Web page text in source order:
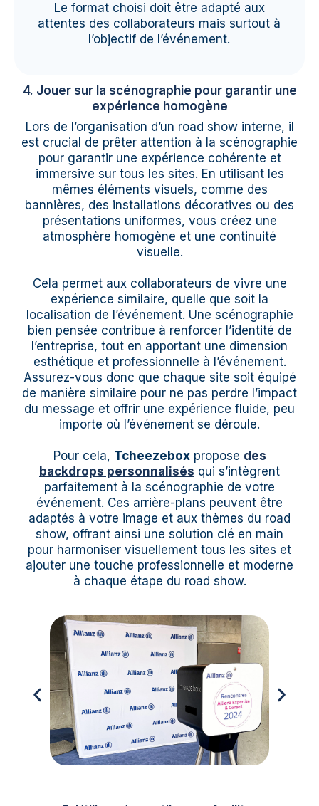
Le format choisi doit être adapté aux
attentes des collaborateurs mais surtout à
l’objectif de l’événement.
4. Jouer sur la scénographie pour garantir une
expérience homogène
Lors de l’organisation d’un road show interne, il
est crucial de prêter attention à la scénographie
pour garantir une expérience cohérente et
immersive sur tous les sites. En utilisant les
mêmes éléments visuels, comme des
bannières, des installations décoratives ou des
présentations uniformes, vous créez une
atmosphère homogène et une continuité
visuelle.
Cela permet aux collaborateurs de vivre une
expérience similaire, quelle que soit la
localisation de l’événement. Une scénographie
bien pensée contribue à renforcer l’identité de
l’entreprise, tout en apportant une dimension
esthétique et professionnelle à l’événement.
Assurez-vous donc que chaque site soit équipé
de manière similaire pour ne pas perdre l’impact
du message et offrir une expérience fluide, peu
importe où l’événement se déroule.
Pour cela, Tcheezeboxpropose des
backdrops personnalisés qui s’intègrent
parfaitement à la scénographie de votre
événement. Ces arrière-plans peuvent être
adaptés à votre image et aux thèmes du road
show, offrant ainsi une solution clé en main
pour harmoniser visuellement tous les sites et
ajouter une touche professionnelle et moderne
à chaque étape du road show.